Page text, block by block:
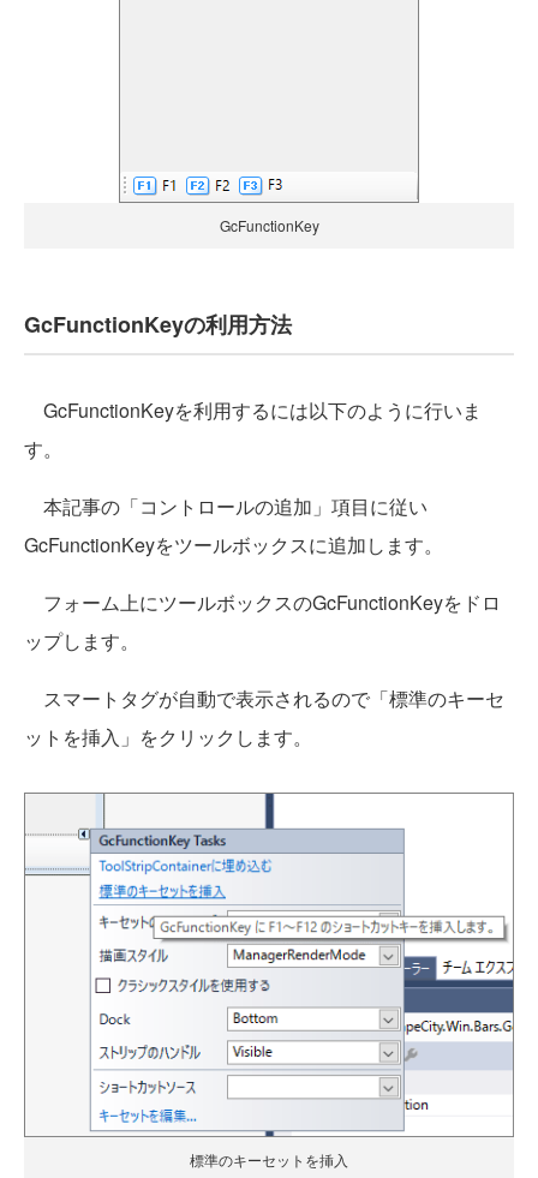
GcFunctionKey
GcFunctionKeyの利用方法
GcFunctionKeyを利用するには以下のように行いま
す。
本記事の「コントロールの追加」項目に従い
GcFunctionKeyをツールボックスに追加します。
フォーム上にツールボックスのGcFunctionKeyをドロ
ップします。
スマートタグが自動で表示されるので「標準のキーセ
ットを挿入」をクリックします。
標準のキーセットを挿入